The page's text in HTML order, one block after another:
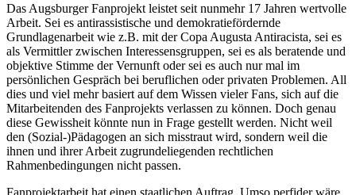
Das Augsburger Fanprojekt leistet seit nunmehr 17 Jahren wertvolle
Arbeit. Sei es antirassistische und demokratiefördernde
Grundlagenarbeit wie z.B. mit der Copa Augusta Antiracista, sei es
als Vermittler zwischen Interessensgruppen, sei es als beratende und
objektive Stimme der Vernunft oder sei es auch nur mal im
persönlichen Gespräch bei beruflichen oder privaten Problemen. All
dies und viel mehr basiert auf dem Wissen vieler Fans, sich auf die
Mitarbeitenden des Fanprojekts verlassen zu können. Doch genau
diese Gewissheit könnte nun in Frage gestellt werden. Nicht weil
den (Sozial-)Pädagogen an sich misstraut wird, sondern weil die
ihnen und ihrer Arbeit zugrundeliegenden rechtlichen
Rahmenbedingungen nicht passen.
Fanprojektarbeit hat einen staatlichen Auftrag. Umso perfider wäre